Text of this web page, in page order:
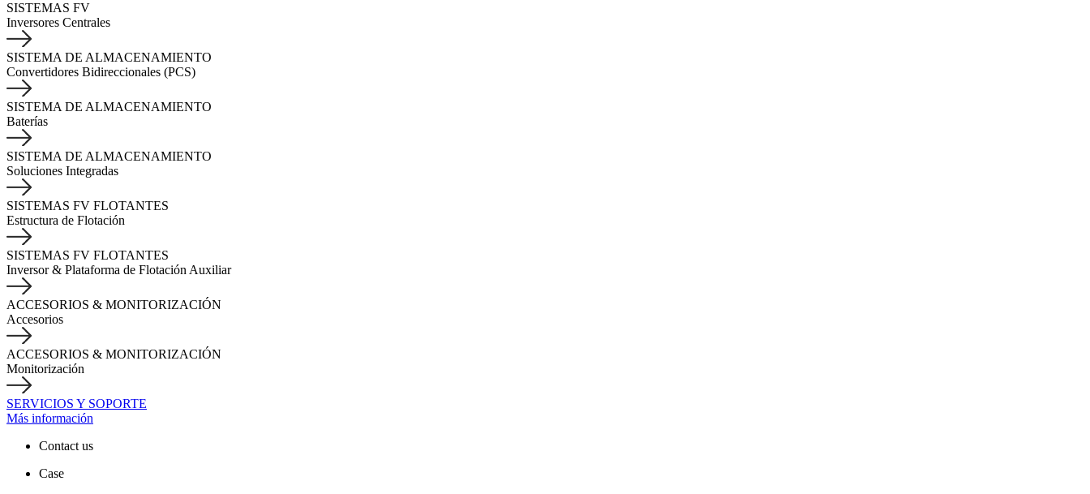
SISTEMAS FV
Inversores Centrales
SISTEMA DE ALMACENAMIENTO
Convertidores Bidireccionales (PCS)
SISTEMA DE ALMACENAMIENTO
Baterías
SISTEMA DE ALMACENAMIENTO
Soluciones Integradas
SISTEMAS FV FLOTANTES
Estructura de Flotación
SISTEMAS FV FLOTANTES
Inversor & Plataforma de Flotación Auxiliar
ACCESORIOS & MONITORIZACIÓN
Accesorios
ACCESORIOS & MONITORIZACIÓN
Monitorización
SERVICIOS Y SOPORTE
Más información
Contact us
Case